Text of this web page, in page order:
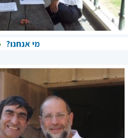
מי אנחנו?